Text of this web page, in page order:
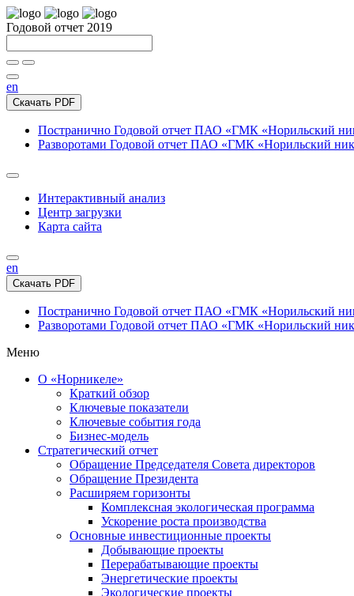
Годовой отчет 2019
en
Скачать PDF
Постранично Годовой отчет ПАО «ГМК «Норильский
Разворотами Годовой отчет ПАО «ГМК «Норильский
Интерактивный анализ
Центр загрузки
Карта сайта
en
Скачать PDF
Постранично Годовой отчет ПАО «ГМК «Норильский
Разворотами Годовой отчет ПАО «ГМК «Норильский
Меню
О «Норникеле»
Краткий обзор
Ключевые показатели
Ключевые события года
Бизнес-модель
Стратегический отчет
Обращение Председателя Совета директоров
Обращение Президента
Расширяем горизонты
Комплексная экологическая программа
Ускорение роста производства
Основные инвестиционные проекты
Добывающие проекты
Перерабатывающие проекты
Энергетические проекты
Экологические проекты